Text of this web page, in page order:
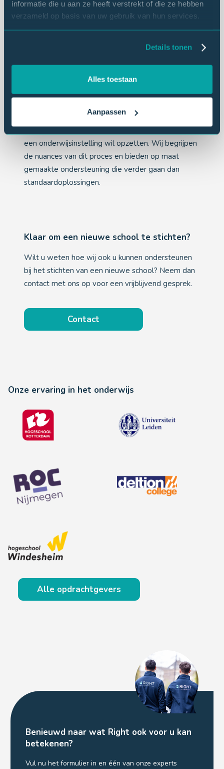
informatie die u aan ze heeft verstrekt of die ze hebben
verzameld op basis van uw gebruik van hun services.
Details tonen
Alles toestaan
Aanpassen
Het unieke voordeel van Right
In tegenstelling tot veel andere
marktonderzoekbureaus in Nederland, heeft Right
gebied van het stichten van nieuwe scholen. Dit
een onderwijsinstelling wil opzetten. Wij begrijpen
de nuances van dit proces en bieden op maat
gemaakte ondersteuning die verder gaan dan
standaardoplossingen.
Klaar om een nieuwe school te stichten?
Wilt u weten hoe wij ook u kunnen ondersteunen
bij het stichten van een nieuwe school? Neem dan
contact met ons op voor een vrijblijvend gesprek.
Contact
Onze ervaring in het onderwijs
Alle opdrachtgevers
Benieuwd naar wat Right ook voor u kan
betekenen?
Vul nu het formulier in en één van onze experts